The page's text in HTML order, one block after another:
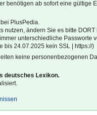
benötigen ab sofort eine gültige
PlusPedia.
nutzen, ändern Sie es bitte
unterschiedliche Passworte
bis 24.07.2025 kein SSL | https://)
keine personenbezogenen
deutsches Lexikon.